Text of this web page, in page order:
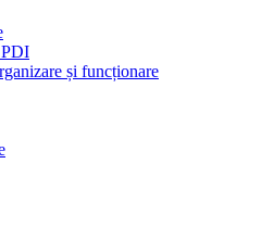
PDI
și funcționare